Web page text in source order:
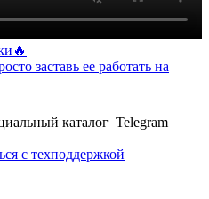
заставь ее работать на
каталог Telegram
с техподдержкой